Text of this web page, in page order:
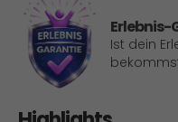
Ist dein